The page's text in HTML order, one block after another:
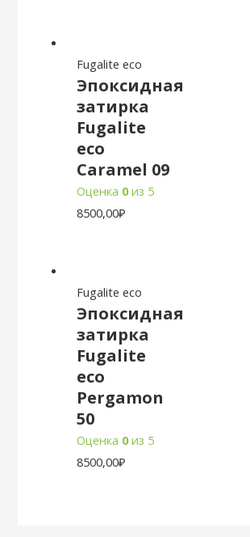
Fugalite eco
Эпоксидная
затирка
Fugalite
eco
Caramel 09
Оценка 0из 5
8500,00₽
Fugalite eco
Эпоксидная
затирка
Fugalite
eco
Pergamon
50
Оценка 0из 5
8500,00₽